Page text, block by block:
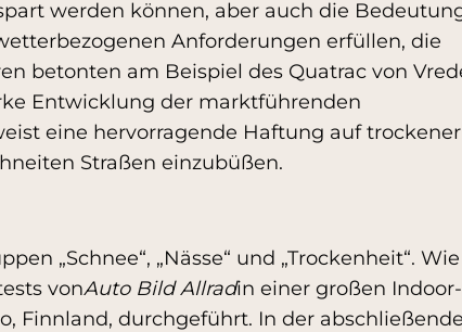
werden können, aber auch die
Anforderungen erfüllen, die
betonten am Beispiel des Quatrac von
Entwicklung der marktführenden
eine hervorragende Haftung auf
Straßen einzubüßen.
„Schnee“, „Nässe“ und „Trockenheit“.
vonAuto Bild Allradin einer großen Indoor-
Finnland, durchgeführt. In der